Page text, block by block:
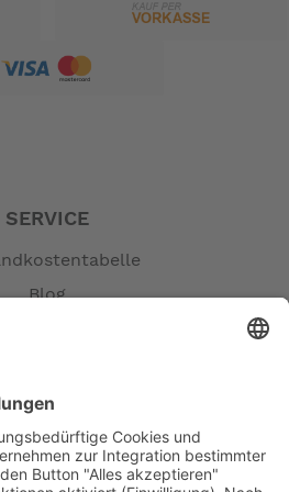
Schaltung ermöglicht
Geräusche und
So können Sie jede Fahrt
Honda:
Link, zu weiteren hilfreichen
usw.
SERVICE
Blog
zur Barrierefreiheit
AGB